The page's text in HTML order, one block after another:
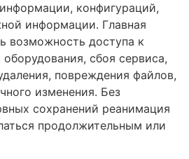
конфигураций,
информации. Главная
возможность доступа к
сбоя сервиса,
повреждения файлов,
изменения. Без
сохранений реанимация
продолжительным или